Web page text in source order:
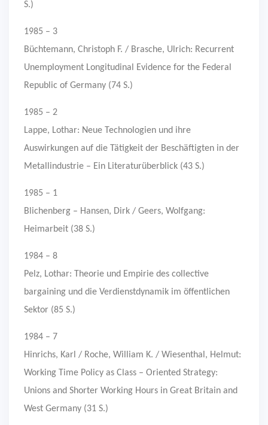
S.)
1985 – 3
Büchtemann, Christoph F. / Brasche, Ulrich: Recurrent
Unemployment Longitudinal Evidence for the Federal
Republic of Germany (74 S.)
1985 – 2
Lappe, Lothar: Neue Technologien und ihre
Auswirkungen auf die Tätigkeit der Beschäftigten in der
Metallindustrie – Ein Literaturüberblick (43 S.)
1985 – 1
Blichenberg – Hansen, Dirk / Geers, Wolfgang:
Heimarbeit (38 S.)
1984 – 8
Pelz, Lothar: Theorie und Empirie des collective
bargaining und die Verdienstdynamik im öffentlichen
Sektor (85 S.)
1984 – 7
Hinrichs, Karl / Roche, William K. / Wiesenthal, Helmut:
Working Time Policy as Class – Oriented Strategy:
Unions and Shorter Working Hours in Great Britain and
West Germany (31 S.)